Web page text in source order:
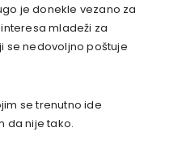
je donekle vezano za
mladeži za
se nedovoljno poštuje
se trenutno ide
da nije tako.